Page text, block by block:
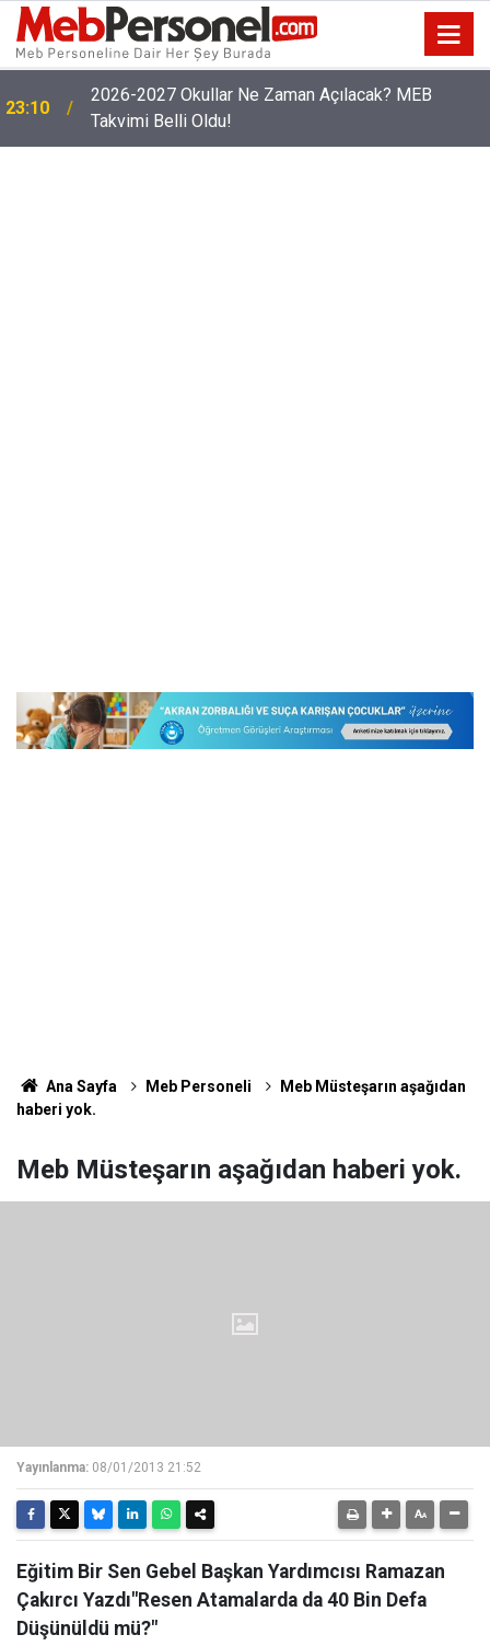
23:10
2026-2027 Okullar Ne Zaman Açılacak? MEB
Takvimi Belli Oldu!
Ana Sayfa Meb Personeli
Meb Müsteşarın aşağıdan
haberi yok.
Meb Müsteşarın aşağıdan haberi yok.
Yayınlanma: 08/01/2013 21:52
Eğitim Bir Sen Gebel Başkan Yardımcısı Ramazan
Çakırcı Yazdı"Resen Atamalarda da 40 Bin Defa
Düşünüldü mü?"